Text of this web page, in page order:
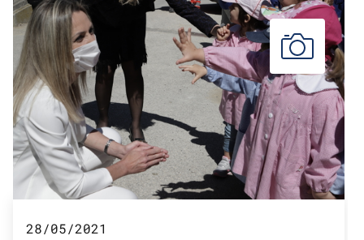
28/05/2021